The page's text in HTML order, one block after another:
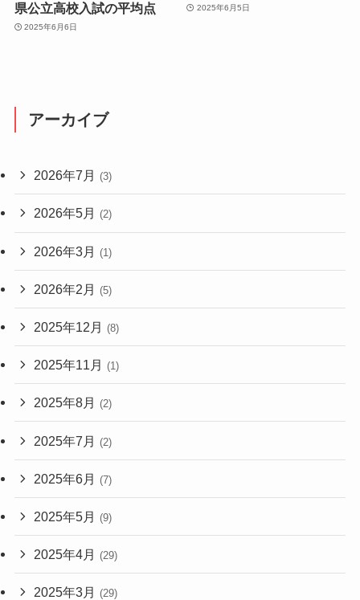
県公立高校入試の平均点
2025年6月6日
2025年6月5日
アーカイブ
2026年7月 (3)
2026年5月 (2)
2026年3月 (1)
2026年2月 (5)
2025年12月 (8)
2025年11月 (1)
2025年8月 (2)
2025年7月 (2)
2025年6月 (7)
2025年5月 (9)
2025年4月 (29)
2025年3月 (29)